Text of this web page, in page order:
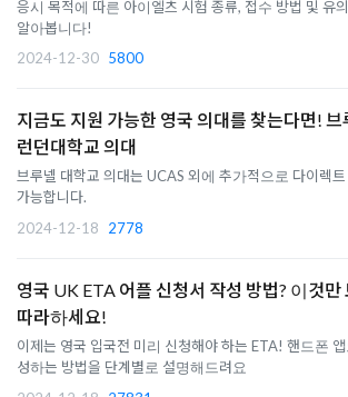
응시 목적에 따른 아이엘츠 시험 종류, 접수 방법 및 유
알아봅니다!
2024-12-30 5800
지금도 지원 가능한 영국 의대를 찾는다면! 브
런던대학교 의대
브루넬 대학교 의대는 UCAS 외에 추가적으로 다이렉트
가능합니다.
2024-12-18
2778
영국 UK ETA 어플 신청서 작성 방법? 이것만
따라하세요!
이제는 영국 입국전 미리 신청해야 하는 ETA! 핸드폰 앱
성하는 방법을 단계별로 설명해드려요